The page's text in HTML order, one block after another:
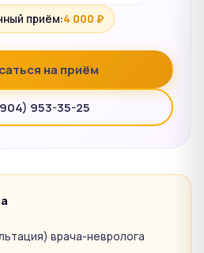
приём:4 000 ₽
на приём
953-35-25
врача-невролога